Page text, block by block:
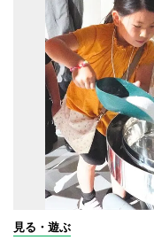
見る・遊ぶ